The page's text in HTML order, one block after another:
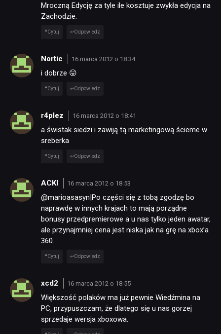
Mroczną Edycję za tyle ile kosztuje zwykła edycja na
Zachodzie.
Cytuj Odpowiedz
Nortic 16 marca 2012 o 18:34
i dobrze 😛
Cytuj Odpowiedz
r4plez 16 marca 2012 o 18:41
a świstak siedzi i zawiją tą marketingową ścieme w
sreberka
Cytuj Odpowiedz
ACKI 16 marca 2012 o 18:53
@marioasasyn|Po części się z tobą zgodzę bo
naprawdę w innych krajach to mają porządne
bonusy przedpremierowe a u nas tylko jeden awatar,
ale przynajmniej cena jest niska jak na grę na xbox’a
360.
Cytuj Odpowiedz
xcd2 16 marca 2012 o 18:55
Większość polaków ma już pewnie Wiedźmina na
PC, przypuszczam, że dlatego się u nas gorzej
sprzedaje wersja xboxowa.